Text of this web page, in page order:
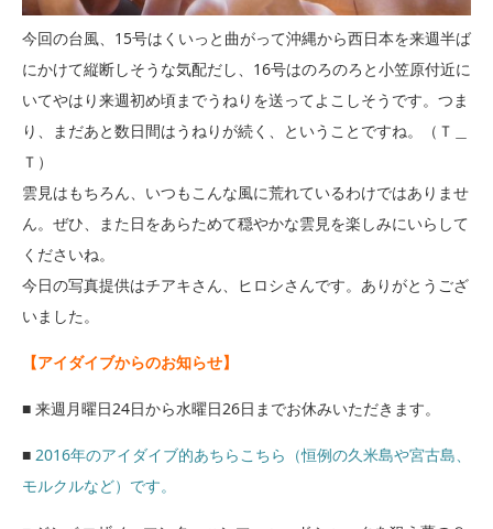
今回の台風、15号はくいっと曲がって沖縄から西日本を来週半ば
にかけて縦断しそうな気配だし、16号はのろのろと小笠原付近に
いてやはり来週初め頃までうねりを送ってよこしそうです。つま
り、まだあと数日間はうねりが続く、ということですね。（Ｔ＿
Ｔ）
雲見はもちろん、いつもこんな風に荒れているわけではありませ
ん。ぜひ、また日をあらためて穏やかな雲見を楽しみにいらして
くださいね。
今日の写真提供はチアキさん、ヒロシさんです。ありがとうござ
いました。
【アイダイブからのお知らせ】
■ 来週月曜日24日から水曜日26日までお休みいただきます。
■ 2016年のアイダイブ的あちらこちら（恒例の久米島や宮古島、
モルクルなど）です。